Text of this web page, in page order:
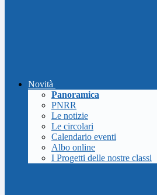
Novità
Panoramica
PNRR
Le notizie
Le circolari
Calendario eventi
Albo online
I Progetti delle nostre classi